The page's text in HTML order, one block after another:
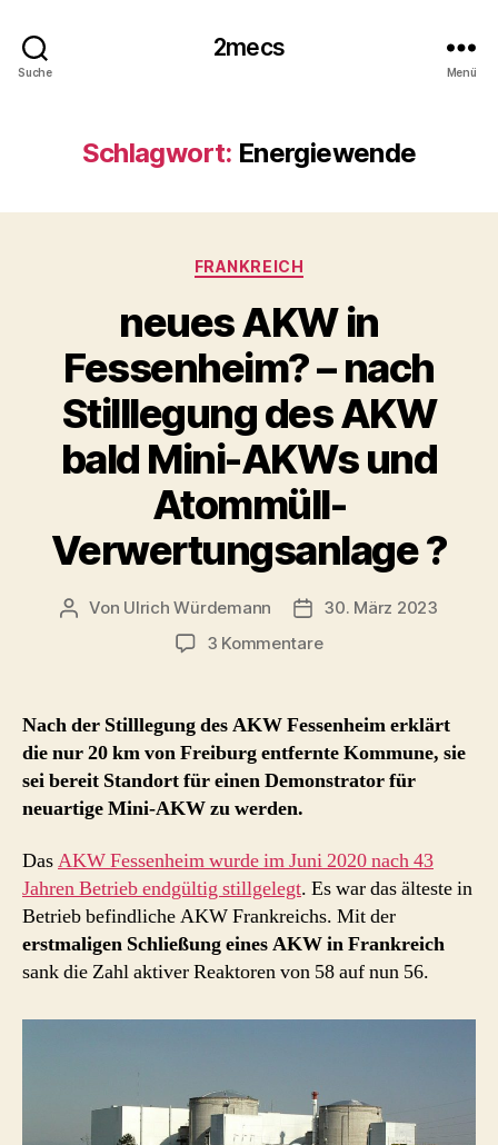
Suche
2mecs
Menü
Schlagwort: Energiewende
Kategorien
FRANKREICH
neues AKW in
Fessenheim? – nach
Stilllegung des AKW
bald Mini-AKWs und
Atommüll-
Verwertungsanlage ?
Beitragsautor
Von Ulrich Würdemann Beitragsdatum
30. März 2023
3 Kommentarezu
–
nach
AKW
bald
Mini-
AKWs
Atommüll-
Nach der Stilllegung des AKW Fessenheim erklärt
die nur 20 km von Freiburg entfernte Kommune, sie
sei bereit Standort für einen Demonstrator für
neuartige Mini-AKW zu werden.
DasAKW Fessenheim wurde im Juni 2020 nach 43
Jahren Betrieb endgültig stillgelegt. Es war das älteste in
Betrieb befindliche AKW Frankreichs. Mit der
erstmaligen Schließung eines AKW in Frankreich
sank die Zahl aktiver Reaktoren von 58 auf nun 56.